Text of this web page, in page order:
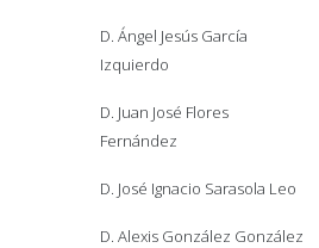
D. Ángel Jesús García
Izquierdo
D. Juan José Flores
Fernández
D. José Ignacio Sarasola Leo
D. Alexis González González